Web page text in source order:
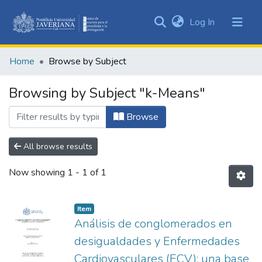
&
All of DSpace
Log In (current)
Home Browse by Subject
Browsing by Subject "k-Means"
Browse
All browse results
Now showing 1 - 1 of 1
Item
Análisis de conglomerados en
desigualdades y Enfermedades
Cardiovasculares (ECV): una base